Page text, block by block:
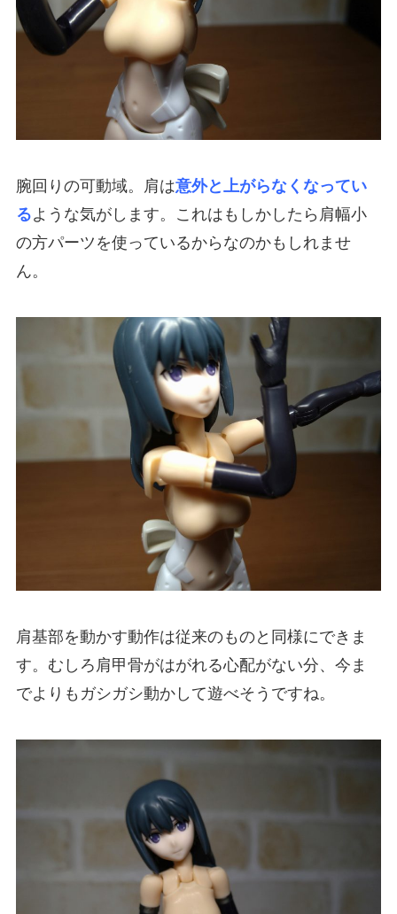
腕回りの可動域。肩は意外と上がらなくなってい
るような気がします。これはもしかしたら肩幅小
の方パーツを使っているからなのかもしれませ
ん。
肩基部を動かす動作は従来のものと同様にできま
す。むしろ肩甲骨がはがれる心配がない分、今ま
でよりもガシガシ動かして遊べそうですね。